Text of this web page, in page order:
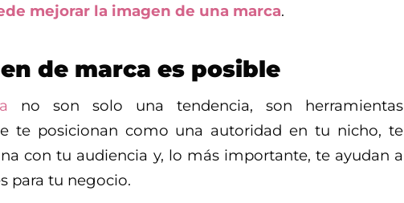
mejorar la imagen de una marca.
de marca es posible
no son solo una tendencia, son herramientas
te posicionan como una autoridad en tu nicho, te
con tu audiencia y, lo más importante, te ayudan a
para tu negocio.